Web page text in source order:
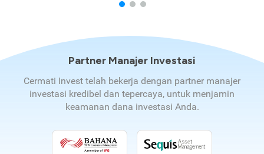
Partner Manajer Investasi
Cermati Invest telah bekerja dengan partner manajer
investasi kredibel dan tepercaya, untuk menjamin
keamanan dana investasi Anda.